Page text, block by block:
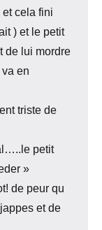
cela fini
) et le petit
de lui mordre
en
triste de
petit
»
de peur qu
et de